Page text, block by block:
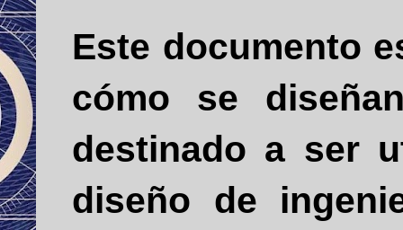
Este documento
cómo se
destinado a ser
diseño de